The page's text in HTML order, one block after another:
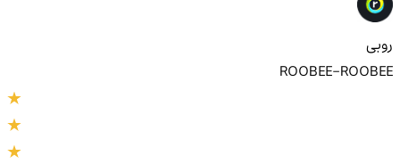
روبی
ROOBEE-ROOBEE